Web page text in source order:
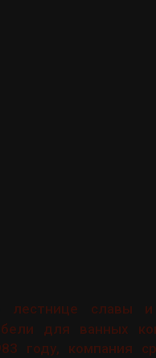
лестнице славы
для ванных
году, компания